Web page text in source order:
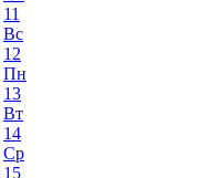
11
Вс
12
Пн
13
Вт
14
Ср
15